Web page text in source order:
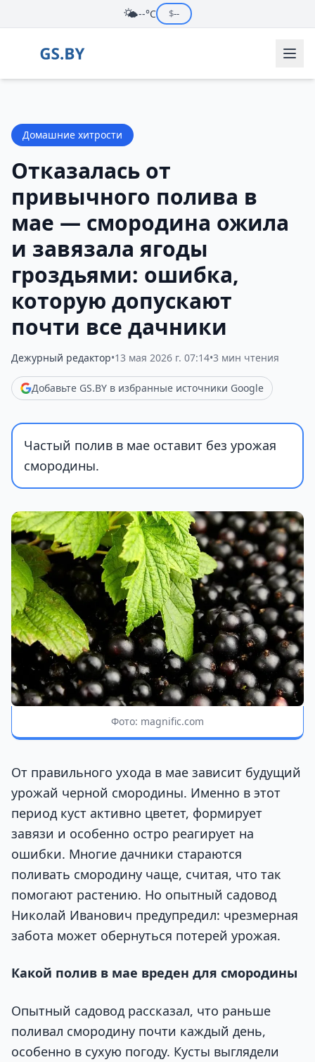
🌤️--°C $--
Домашние хитрости
Отказалась от
привычного полива в
мае — смородина ожила
и завязала ягоды
гроздьями: ошибка,
которую допускают
почти все дачники
Дежурный редактор•13 мая 2026 г. 07:14•3 мин чтения
Добавьте GS.BY в избранные источники Google
Частый полив в мае оставит без урожая
смородины.
Фото: magnific.com
От правильного ухода в мае зависит будущий
урожай черной смородины. Именно в этот
период куст активно цветет, формирует
завязи и особенно остро реагирует на
ошибки. Многие дачники стараются
поливать смородину чаще, считая, что так
помогают растению. Но опытный садовод
Николай Иванович предупредил: чрезмерная
забота может обернуться потерей урожая.
Какой полив в мае вреден для смородины
Опытный садовод рассказал, что раньше
поливал смородину почти каждый день,
особенно в сухую погоду. Кусты выглядели